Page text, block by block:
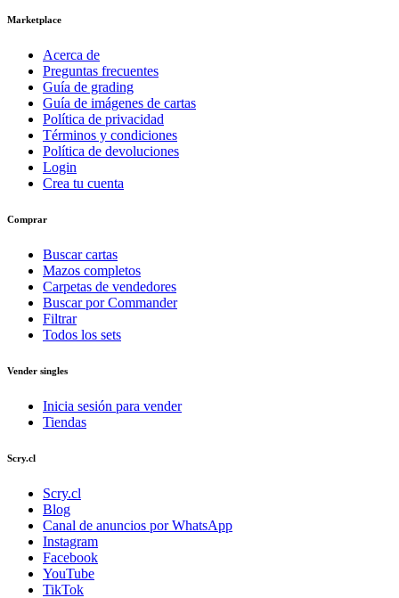
Marketplace
Acerca de
Preguntas frecuentes
Guía de grading
Guía de imágenes de cartas
Política de privacidad
Términos y condiciones
Política de devoluciones
Login
Crea tu cuenta
Comprar
Buscar cartas
Mazos completos
Carpetas de vendedores
Buscar por Commander
Filtrar
Todos los sets
Vender singles
Inicia sesión para vender
Tiendas
Scry.cl
Scry.cl
Blog
Canal de anuncios por WhatsApp
Instagram
Facebook
YouTube
TikTok